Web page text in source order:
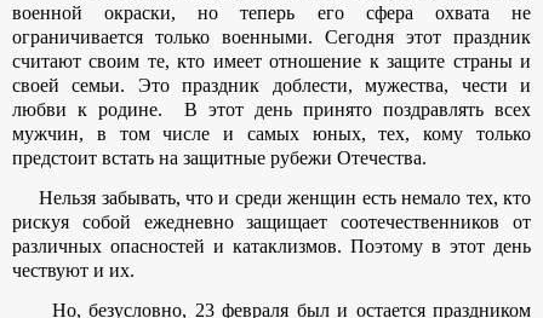
военной окраски, но теперь его сфера охвата не
ограничивается только военными. Сегодня этот праздник
считают своим те, кто имеет отношение к защите страны и
своей семьи. Это праздник доблести, мужества, чести и
любви к родине. В этот день принято поздравлять всех
мужчин, в том числе и самых юных, тех, кому только
предстоит встать на защитные рубежи Отечества.
Нельзя забывать, что и среди женщин есть немало тех, кто
рискуя собой ежедневно защищает соотечественников от
различных опасностей и катаклизмов. Поэтому в этот день
чествуют и их.
Но, безусловно, 23 февраля был и остается праздником